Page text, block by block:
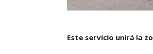
Este servicio unirá la